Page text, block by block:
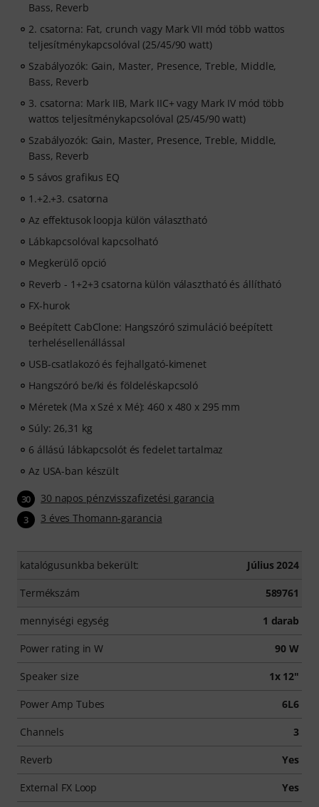
Bass, Reverb
2. csatorna: Fat, crunch vagy Mark VII mód több wattos
teljesítménykapcsolóval (25/45/90 watt)
Szabályozók: Gain, Master, Presence, Treble, Middle,
Bass, Reverb
3. csatorna: Mark IIB, Mark IIC+ vagy Mark IV mód több
wattos teljesítménykapcsolóval (25/45/90 watt)
Szabályozók: Gain, Master, Presence, Treble, Middle,
Bass, Reverb
5 sávos grafikus EQ
1.+2.+3. csatorna
Az effektusok loopja külön választható
Lábkapcsolóval kapcsolható
Megkerülő opció
Reverb - 1+2+3 csatorna külön választható és állítható
FX-hurok
Beépített CabClone: Hangszóró szimuláció beépített
terhelésellenállással
USB-csatlakozó és fejhallgató-kimenet
Hangszóró be/ki és földeléskapcsoló
Méretek (Ma x Szé x Mé): 460 x 480 x 295 mm
Súly: 26,31 kg
6 állású lábkapcsolót és fedelet tartalmaz
Az USA-ban készült
30 30 napos pénzvisszafizetési garancia
3 3 éves Thomann-garancia
katalógusunkba bekerült: Július 2024
Termékszám 589761
mennyiségi egység 1 darab
Power rating in W 90 W
Speaker size 1x 12"
Power Amp Tubes 6L6
Channels 3
Reverb Yes
External FX Loop Yes